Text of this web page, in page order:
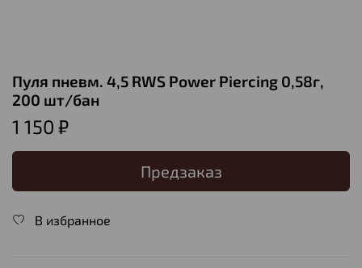
Пуля пневм. 4,5 RWS Power Piercing 0,58г,
200 шт/бан
1 150 ₽
Предзаказ
В избранное